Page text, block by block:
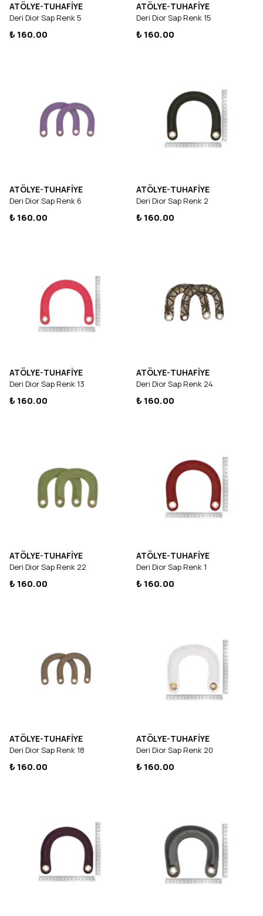
ATÖLYE-TUHAFİYE
Deri Dior Sap Renk 5
₺ 160.00
ATÖLYE-TUHAFİYE
Deri Dior Sap Renk 15
₺ 160.00
ATÖLYE-TUHAFİYE
Deri Dior Sap Renk 6
₺ 160.00
ATÖLYE-TUHAFİYE
Deri Dior Sap Renk 2
₺ 160.00
ATÖLYE-TUHAFİYE
Deri Dior Sap Renk 13
₺ 160.00
ATÖLYE-TUHAFİYE
Deri Dior Sap Renk 24
₺ 160.00
ATÖLYE-TUHAFİYE
Deri Dior Sap Renk 22
₺ 160.00
ATÖLYE-TUHAFİYE
Deri Dior Sap Renk 1
₺ 160.00
ATÖLYE-TUHAFİYE
Deri Dior Sap Renk 18
₺ 160.00
ATÖLYE-TUHAFİYE
Deri Dior Sap Renk 20
₺ 160.00